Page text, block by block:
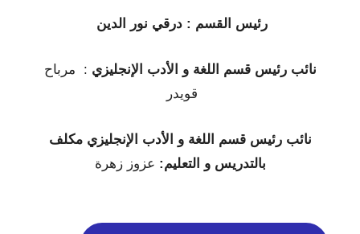
رئيس القسم : درقي نور الدين
نائب رئيس قسم اللغة و الأدب الإنجليزي : مرباح
قويدر
نائب رئيس قسم اللغة و الأدب الإنجليزي مكلف
بالتدريس و التعليم: عزوز زهرة